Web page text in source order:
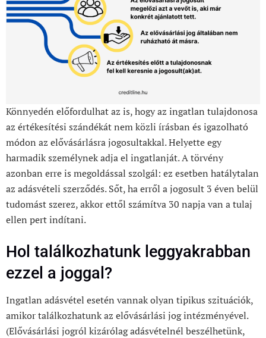
Könnyedén előfordulhat az is, hogy az ingatlan tulajdonosa
az értékesítési szándékát nem közli írásban és igazolható
módon az elővásárlásra jogosultakkal. Helyette egy
harmadik személynek adja el ingatlanját. A törvény
azonban erre is megoldással szolgál: ez esetben hatálytalan
az adásvételi szerződés. Sőt, ha erről a jogosult 3 éven belül
tudomást szerez, akkor ettől számítva 30 napja van a tulaj
ellen pert indítani.
Hol találkozhatunk leggyakrabban
ezzel a joggal?
Ingatlan adásvétel esetén vannak olyan tipikus szituációk,
amikor találkozhatunk az elővásárlási jog intézményével.
(Elővásárlási jogról kizárólag adásvételnél beszélhetünk,